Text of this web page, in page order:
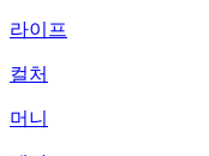
라이프
컬처
머니